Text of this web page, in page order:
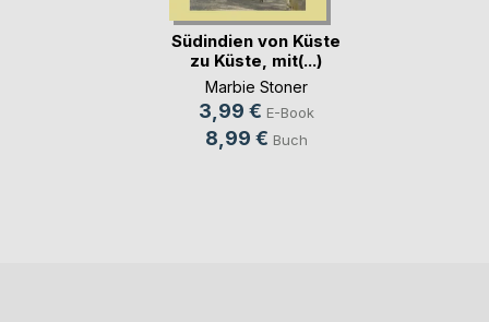
Südindien von Küste
zu Küste, mit(...)
Marbie Stoner
3,99 € E-Book
8,99 € Buch